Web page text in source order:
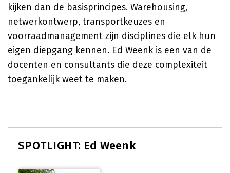
kijken dan de basisprincipes. Warehousing,
netwerkontwerp, transportkeuzes en
voorraadmanagement zijn disciplines die elk hun
eigen diepgang kennen. Ed Weenkis een van de
docenten en consultants die deze complexiteit
toegankelijk weet te maken.
SPOTLIGHT: Ed Weenk